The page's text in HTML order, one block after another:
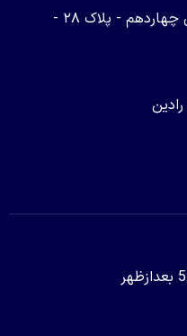
تهران - ولنجک - نبش خیابان چهاردهم - پلاک ۲۸ -